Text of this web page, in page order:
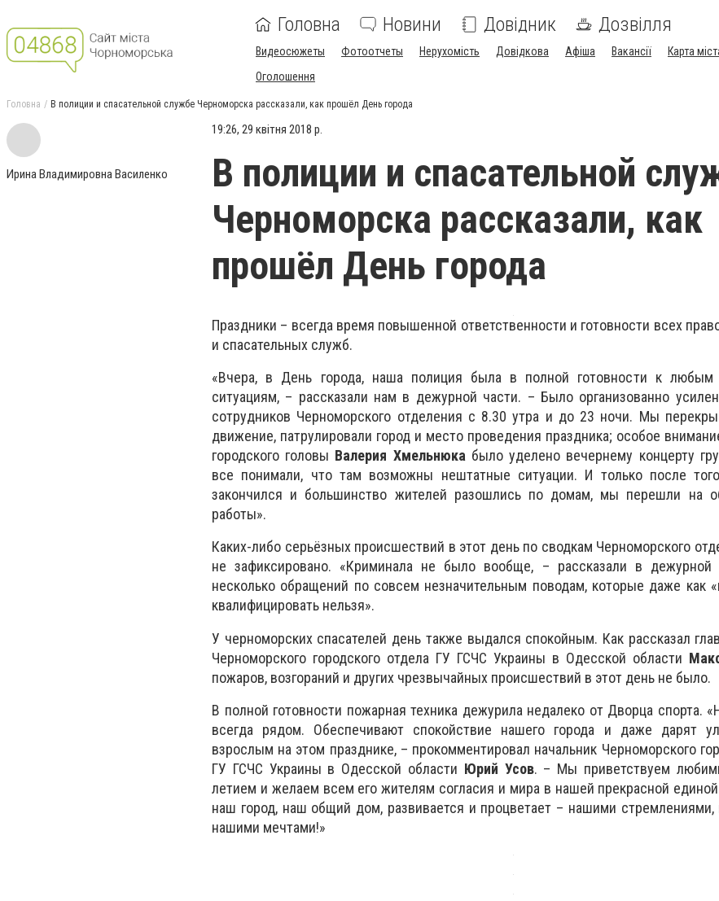
Головна Новини Довідник Дозвілля
Видеосюжеты Фотоотчеты Нерухомість Довідкова Афіша Вакансії Карта
Оголошення
Головна В полиции и спасательной службе Черноморска рассказали, как прошёл День города
Ирина Владимировна Василенко
19:26, 29 квітня 2018 р.
В полиции и спасательной
Черноморска рассказали, как
прошёл День города
Праздники – всегда время повышенной ответственности и готовности всех
и спасательных служб.
«Вчера, в День города, наша полиция была в полной готовности к любым
ситуациям, – рассказали нам в дежурной части. – Было организованно
сотрудников Черноморского отделения с 8.30 утра и до 23 ночи. Мы
движение, патрулировали город и место проведения праздника; особое
городского головы Валерия Хмельнюка было уделено вечернему концерту
все понимали, что там возможны нештатные ситуации. И только после
закончился и большинство жителей разошлись по домам, мы перешли на
работы».
Каких-либо серьёзных происшествий в этот день по сводкам Черноморского
не зафиксировано. «Криминала не было вообще, – рассказали в
несколько обращений по совсем незначительным поводам, которые даже как
квалифицировать нельзя».
У черноморских спасателей день также выдался спокойным. Как рассказал
Черноморского городского отдела ГУ ГСЧС Украины в Одесской области
пожаров, возгораний и других чрезвычайных происшествий в этот день не было.
В полной готовности пожарная техника дежурила недалеко от Дворца спорта.
всегда рядом. Обеспечивают спокойствие нашего города и даже дарят
взрослым на этом празднике, – прокомментировал начальник Черноморского
ГУ ГСЧС Украины в Одесской области Юрий Усов. – Мы приветствуем
летием и желаем всем его жителям согласия и мира в нашей прекрасной
наш город, наш общий дом, развивается и процветает – нашими стремлениями,
нашими мечтами!»